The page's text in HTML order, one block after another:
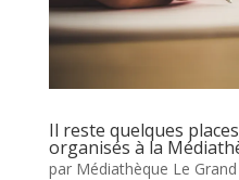
Il reste quelques
organisés à la
par Médiathèque Le